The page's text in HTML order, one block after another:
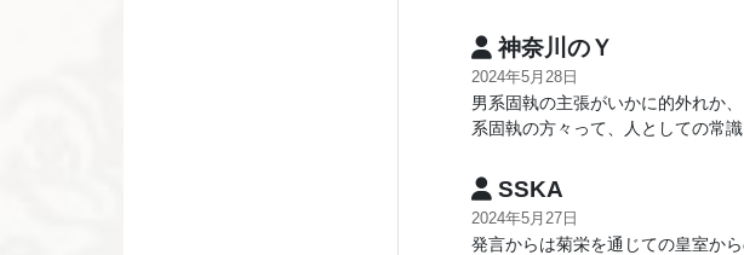
神奈川のＹ
2024年5月28日
男系固執の主張がいかに的外れか
系固執の方々って、人としての常
SSKA
2024年5月27日
発言からは菊栄を通じての皇室か